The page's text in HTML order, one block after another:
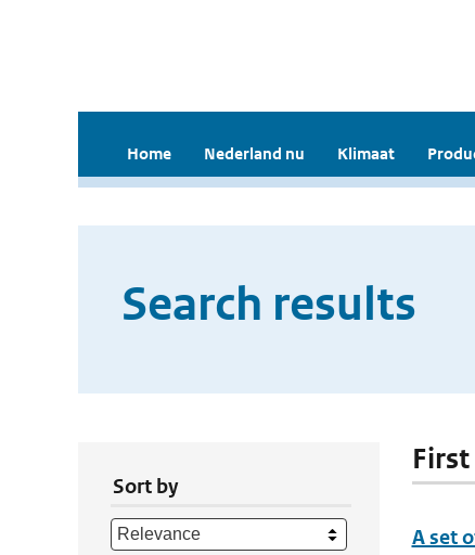
Home Nederland nu Klimaat
Search results
Sort by
A set